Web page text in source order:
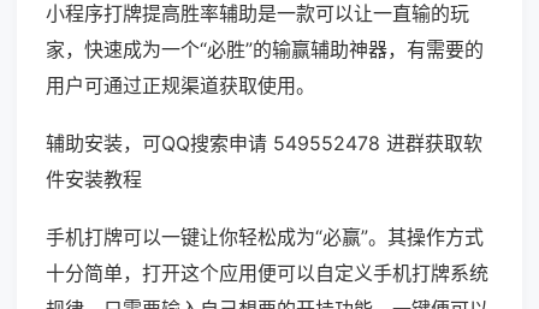
小程序打牌提高胜率辅助是一款可以让一直输的玩
家，快速成为一个“必胜”的输赢辅助神器，有需要的
用户可通过正规渠道获取使用。
辅助安装，可QQ搜索申请 549552478 进群获取软
件安装教程
手机打牌可以一键让你轻松成为“必赢”。其操作方式
十分简单，打开这个应用便可以自定义手机打牌系统